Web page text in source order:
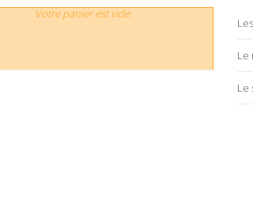
Votre panier est vide.
Le
Le